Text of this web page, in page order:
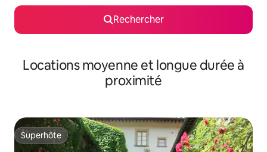
Rechercher
Locations moyenne et longue durée à
proximité
Superhôte
Superhôte